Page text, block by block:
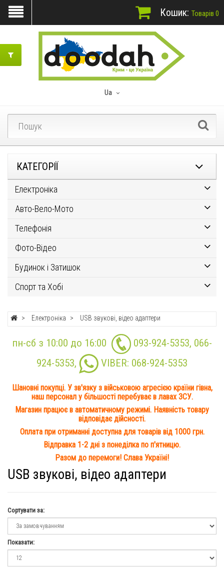
Ua
Кошик: Товарів 0
КАТЕГОРІЇ
Електроніка
Авто-Вело-Мото
Телефонія
Фото-Відео
Будинок і Затишок
Спорт та Хобі
Електроніка USB звукові, відео адаптери
пн-сб з 10:00 до 16:00 093-924-5353, 066-
924-5353, VIBER: 068-924-5353
Шановні покупці. У зв'язку з військовою агресією країни гівна,
наш персонал у більшості перебуває в лавах ЗСУ.
Магазин працює в автоматичному режимі. Наявність товару
відповідає дійсності.
Оплата при отриманні доступна для товарів від 1000 грн.
Відправка 1-2 дні з понеділка по п'ятницю.
Разом до перемоги! Слава Україні!
USB звукові, відео адаптери
Сортувати за:
Показати: